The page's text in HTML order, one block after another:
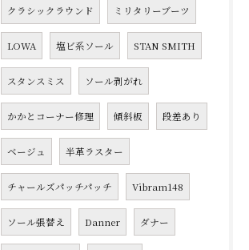
クラシックラウンド ミリタリーブーツ
LOWA 塩ビ系ソール STAN SMITH
スタンスミス ソール剥がれ
かかとコーナー修理 傾斜板 段差あり
ベージュ 半革ラスター
チャールズパッチパッチ Vibram148
ソール張替え Danner ダナー